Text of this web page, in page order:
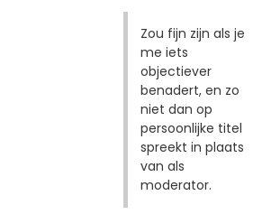
Zou fijn zijn als je
me iets
objectiever
benadert, en zo
niet dan op
persoonlijke titel
spreekt in plaats
van als
moderator.